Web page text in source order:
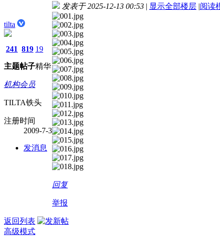
tilta
241
主题
819
帖子
19
精华
机构会员
TILTA铁头
注册时间
2009-7-3
发消息
发表于 2025-12-13 00:53 | 显示全部楼层 |阅读
回复
举报
返回列表
高级模式